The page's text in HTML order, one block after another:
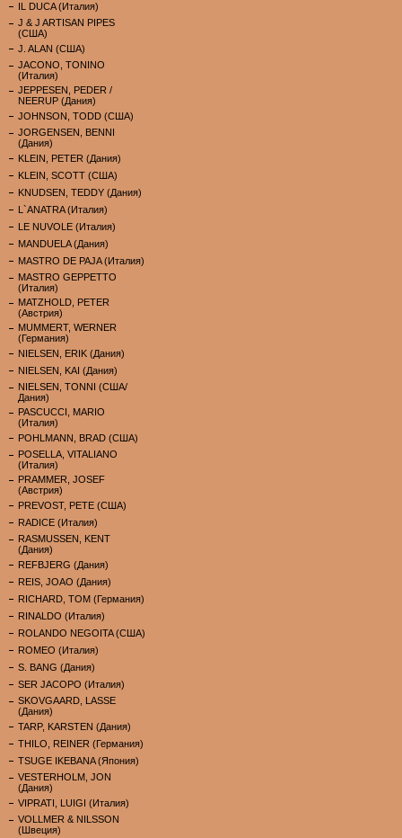
IL DUCA (Италия)
J & J ARTISAN PIPES
(США)
J. ALAN (США)
JACONO, TONINO
(Италия)
JEPPESEN, PEDER /
NEERUP (Дания)
JOHNSON, TODD (США)
JORGENSEN, BENNI
(Дания)
KLEIN, PETER (Дания)
KLEIN, SCOTT (США)
KNUDSEN, TEDDY (Дания)
L`ANATRA (Италия)
LE NUVOLE (Италия)
MANDUELA (Дания)
MASTRO DE PAJA (Италия)
MASTRO GEPPETTO
(Италия)
MATZHOLD, PETER
(Австрия)
MUMMERT, WERNER
(Германия)
NIELSEN, ERIK (Дания)
NIELSEN, KAI (Дания)
NIELSEN, TONNI (США/
Дания)
PASCUCCI, MARIO
(Италия)
POHLMANN, BRAD (США)
POSELLA, VITALIANO
(Италия)
PRAMMER, JOSEF
(Австрия)
PREVOST, PETE (США)
RADICE (Италия)
RASMUSSEN, KENT
(Дания)
REFBJERG (Дания)
REIS, JOAO (Дания)
RICHARD, TOM (Германия)
RINALDO (Италия)
ROLANDO NEGOITA (США)
ROMEO (Италия)
S. BANG (Дания)
SER JACOPO (Италия)
SKOVGAARD, LASSE
(Дания)
TARP, KARSTEN (Дания)
THILO, REINER (Германия)
TSUGE IKEBANA (Япония)
VESTERHOLM, JON
(Дания)
VIPRATI, LUIGI (Италия)
VOLLMER & NILSSON
(Швеция)